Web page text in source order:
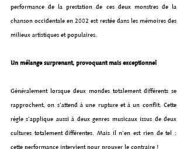
performance de la prestation de ces deux monstres de la
chanson occidentale en 2002 est restée dans les mémoires des
milieux artistiques et populaires.
Un mélange surprenant, provoquant mais exceptionnel
Généralement lorsque deux mondes totalement différents se
rapprochent, on s’attend à une rupture et à un conflit. Cette
règle s’applique aussi à deux genres musicaux issus de deux
cultures totalement différentes. Mais il n’en est rien de tel :